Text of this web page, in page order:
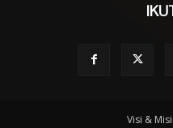
Visi & Misi